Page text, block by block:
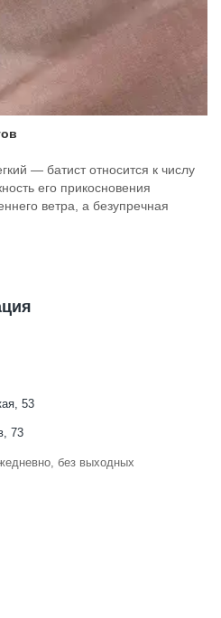
— батист относится к числу
его прикосновения
ветра, а безупречная
53
73
без выходных